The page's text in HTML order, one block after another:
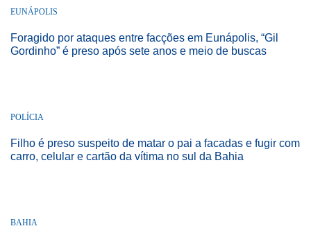
EUNÁPOLIS
Foragido por ataques entre facções em Eunápolis, “Gil
Gordinho” é preso após sete anos e meio de buscas
POLÍCIA
Filho é preso suspeito de matar o pai a facadas e fugir com
carro, celular e cartão da vítima no sul da Bahia
BAHIA